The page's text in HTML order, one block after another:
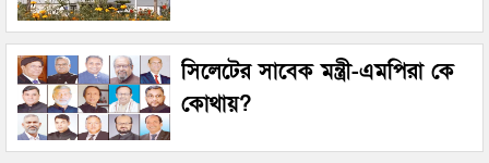
সিলেটের সাবেক মন্ত্রী-এমপিরা কে
কোথায়?